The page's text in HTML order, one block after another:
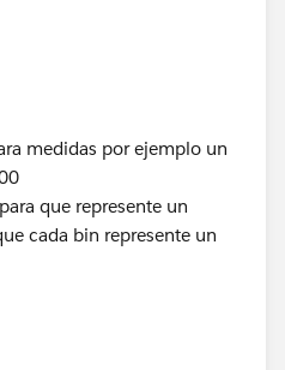
medidas por ejemplo un
que represente un
cada bin represente un